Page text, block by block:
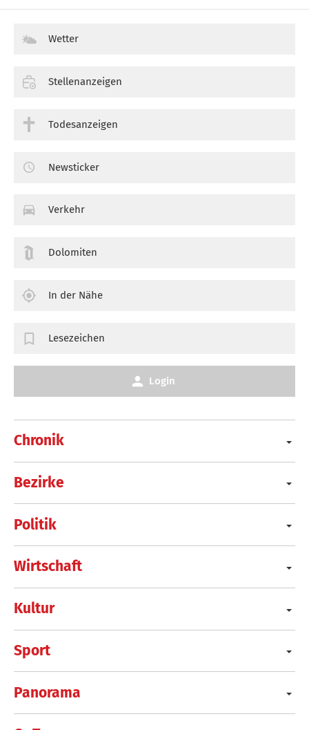
Chronik
Bezirke
Politik
Wirtschaft
Kultur
Sport
Panorama
Wetter
Stellenanzeigen
Todesanzeigen
Newsticker
Verkehr
Dolomiten
In der Nähe
Lesezeichen
Login